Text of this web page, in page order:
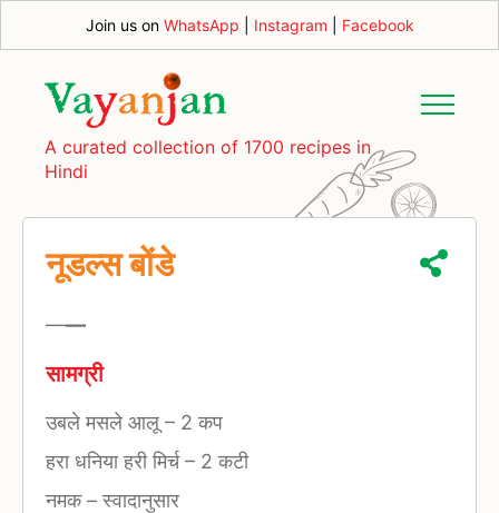
Join us on WhatsApp Instagram Facebook
A curated collection of 1700 recipes in
Hindi
नूडल्स बोंडे
——
सामग्री
उबले मसले आलू – 2 कप
हरा धनिया हरी मिर्च– 2 कटी
नमक–स्वादानुसार